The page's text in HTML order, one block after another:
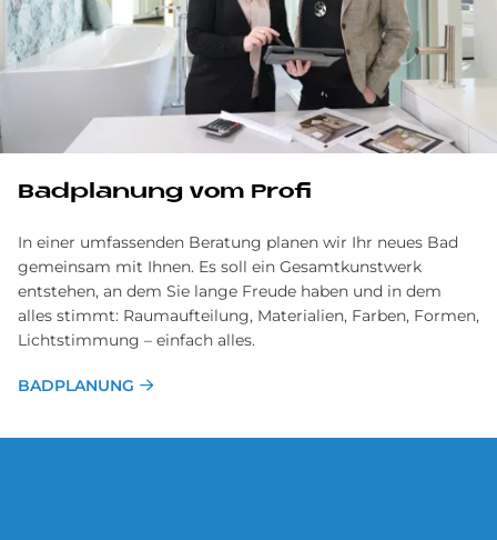
Bad­pla­nung vom Pro­fi
In einer umfassenden Beratung planen wir Ihr neues Bad
gemeinsam mit Ihnen. Es soll ein Gesamtkunstwerk
entstehen, an dem Sie lange Freude haben und in dem
alles stimmt: Raumaufteilung, Materialien, Farben, Formen,
Lichtstimmung – einfach alles.
BAD­PLA­NUNG